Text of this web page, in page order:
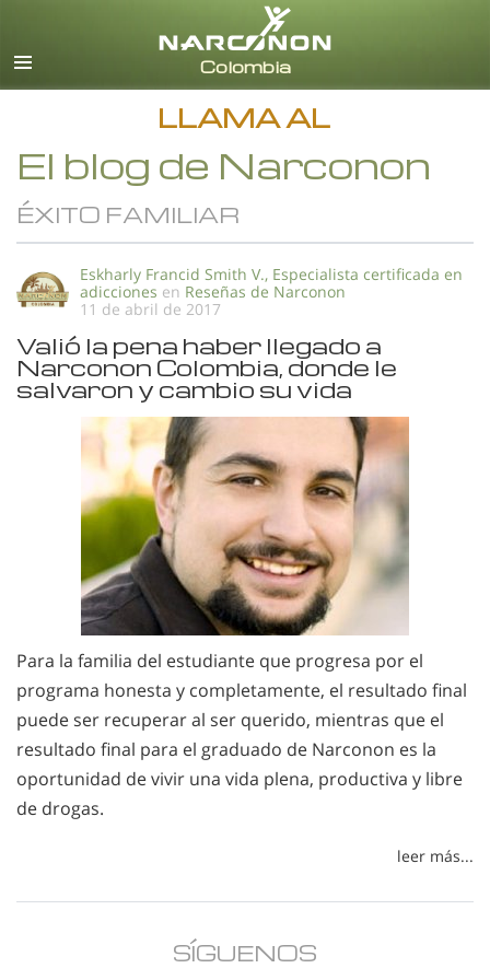
Español
Todas las Regiones/Idiomas
LLAMA AL
El blog de Narconon
ÉXITO FAMILIAR
Eskharly Francid Smith V., Especialista certificada en
adicciones en Reseñas de Narconon
11 de abril de 2017
Valió la pena haber llegado a
Narconon Colombia, donde le
salvaron y cambio su vida
Para la familia del estudiante que progresa por el
programa honesta y completamente, el resultado final
puede ser recuperar al ser querido, mientras que el
resultado final para el graduado de Narconon es la
oportunidad de vivir una vida plena, productiva y libre
de drogas.
leer más...
SÍGUENOS